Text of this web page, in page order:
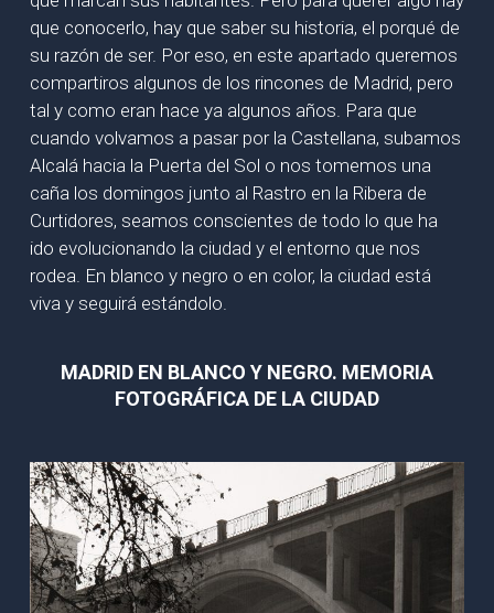
que conocerlo, hay que saber su historia, el porqué de
su razón de ser. Por eso, en este apartado queremos
compartiros algunos de los rincones de Madrid, pero
tal y como eran hace ya algunos años. Para que
cuando volvamos a pasar por la Castellana, subamos
Alcalá hacia la Puerta del Sol o nos tomemos una
caña los domingos junto al Rastro en la Ribera de
Curtidores, seamos conscientes de todo lo que ha
ido evolucionando la ciudad y el entorno que nos
rodea. En blanco y negro o en color, la ciudad está
viva y seguirá estándolo.
MADRID EN BLANCO Y NEGRO. MEMORIA
FOTOGRÁFICA DE LA CIUDAD